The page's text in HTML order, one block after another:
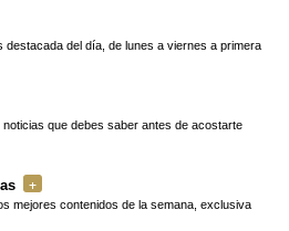
destacada del día, de lunes a viernes a primera
que debes saber antes de acostarte
mejores contenidos de la semana, exclusiva